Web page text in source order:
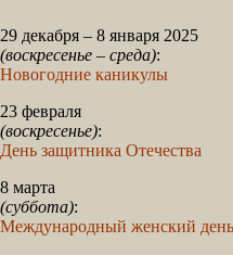
29 декабря – 8 января 2025
(воскресенье – среда):
Новогодние каникулы
23 февраля
(воскресенье):
День защитника Отечества
8 марта
(суббота):
Международный женский день